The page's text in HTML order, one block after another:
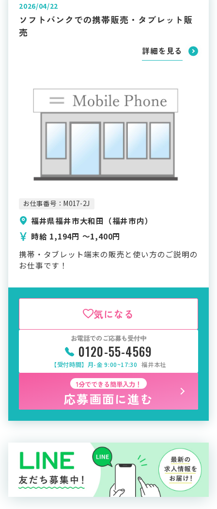
2026/04/22
ソフトバンクでの携帯販売・タブレット販
売
詳細を見る
お仕事番号：M017-2J
福井県福井市大和田（福井市内）
時給 1,194円 〜1,400円
携帯・タブレット端末の販売と使い方のご説明の
お仕事です！
気になる
お電話でのご応募も受付中
0120-55-4569
【受付時間】月-金 9:00~17:30 福井本社
1分でできる簡単入力！
応募画面に進む